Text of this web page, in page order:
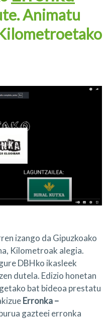
Animatu
izango da Gipuzkoako
Kilometroak alegia.
DBHko ikasleek
dutela. Edizio honetan
bat bideoa prestatu
Erronka –
gazteei erronka